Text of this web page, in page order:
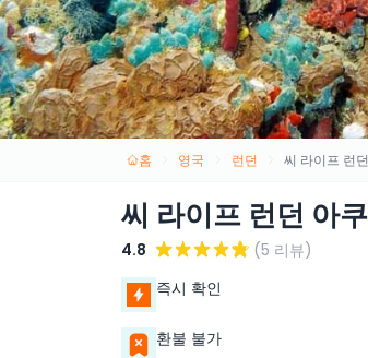
홈 영국 런던 씨 라이프 런
씨 라이프 런던 아
4.8
(5 리뷰)
즉시 확인
환불 불가